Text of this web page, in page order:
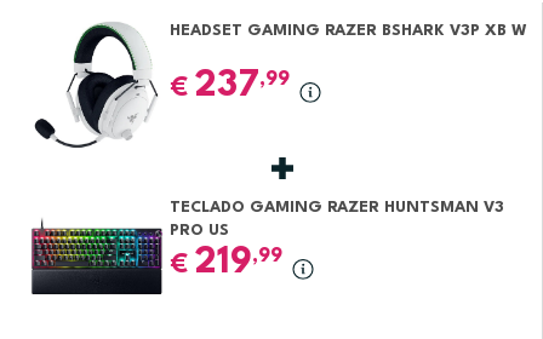
HEADSET GAMING RAZER BSHARK V3P XB W
€ 237,99
TECLADO GAMING RAZER HUNTSMAN V3
PRO US
€ 219,99